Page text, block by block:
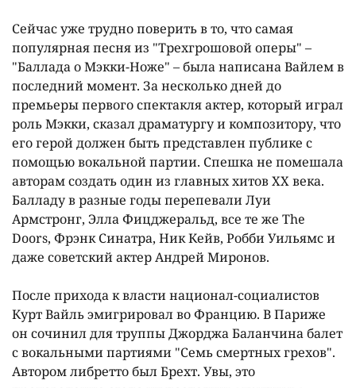
Сейчас уже трудно поверить в то, что самая
популярная песня из "Трехгрошовой оперы" –
"Баллада о Мэкки-Ноже" – была написана Вайлем в
последний момент. За несколько дней до
премьеры первого спектакля актер, который играл
роль Мэкки, сказал драматургу и композитору, что
его герой должен быть представлен публике с
помощью вокальной партии. Спешка не помешала
авторам создать один из главных хитов XX века.
Балладу в разные годы перепевали Луи
Армстронг, Элла Фицджеральд, все те же The
Doors, Фрэнк Синатра, Ник Кейв, Робби Уильямс и
даже советский актер Андрей Миронов.
После прихода к власти национал-социалистов
Курт Вайль эмигрировал во Францию. В Париже
он сочинил для труппы Джорджа Баланчина балет
с вокальными партиями "Семь смертных грехов".
Автором либретто был Брехт. Увы, это